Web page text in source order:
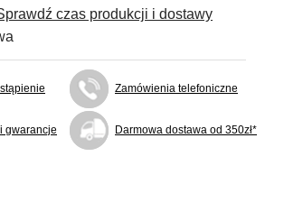
czas produkcji i dostawy
Zamówienia telefoniczne
gwarancje Darmowa dostawa od 350zł*